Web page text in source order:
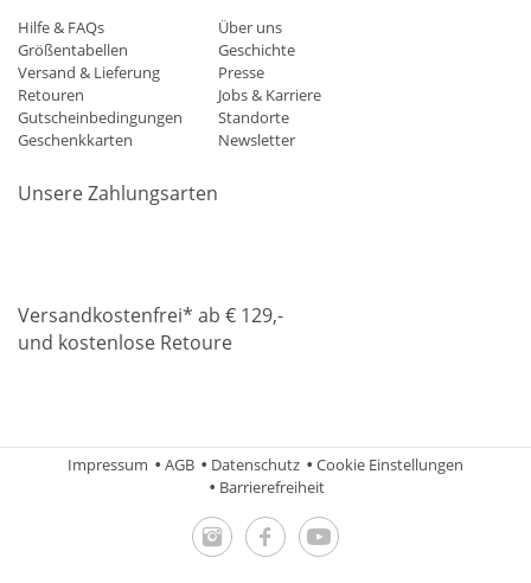
Hilfe & FAQs
Größentabellen
Versand & Lieferung
Retouren
Gutscheinbedingungen
Geschenkkarten
Über uns
Geschichte
Presse
Jobs & Karriere
Standorte
Newsletter
Unsere Zahlungsarten
Versandkostenfrei* ab € 129,-
und kostenlose Retoure
Impressum AGB Datenschutz
Cookie Einstellungen
Barrierefreiheit